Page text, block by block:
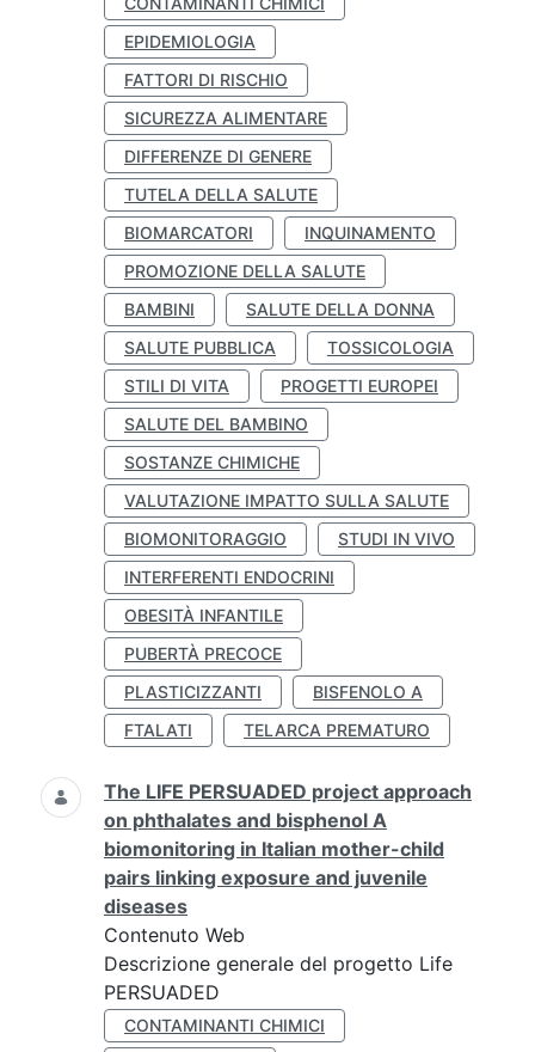
EPIDEMIOLOGIA
FATTORI DI RISCHIO
SICUREZZA ALIMENTARE
DIFFERENZE DI GENERE
TUTELA DELLA SALUTE
BIOMARCATORI
INQUINAMENTO
PROMOZIONE DELLA SALUTE
BAMBINI
SALUTE DELLA DONNA
SALUTE PUBBLICA
TOSSICOLOGIA
STILI DI VITA
PROGETTI EUROPEI
SALUTE DEL BAMBINO
SOSTANZE CHIMICHE
VALUTAZIONE IMPATTO SULLA SALUTE
BIOMONITORAGGIO
STUDI IN VIVO
INTERFERENTI ENDOCRINI
OBESITÀ INFANTILE
PUBERTÀ PRECOCE
PLASTICIZZANTI
BISFENOLO A
FTALATI
TELARCA PREMATURO
The LIFE PERSUADED project approach
on phthalates and bisphenol A
biomonitoring in Italian mother-child
pairs linking exposure and juvenile
diseases
Contenuto Web
Descrizione generale del progetto Life
PERSUADED
CONTAMINANTI CHIMICI